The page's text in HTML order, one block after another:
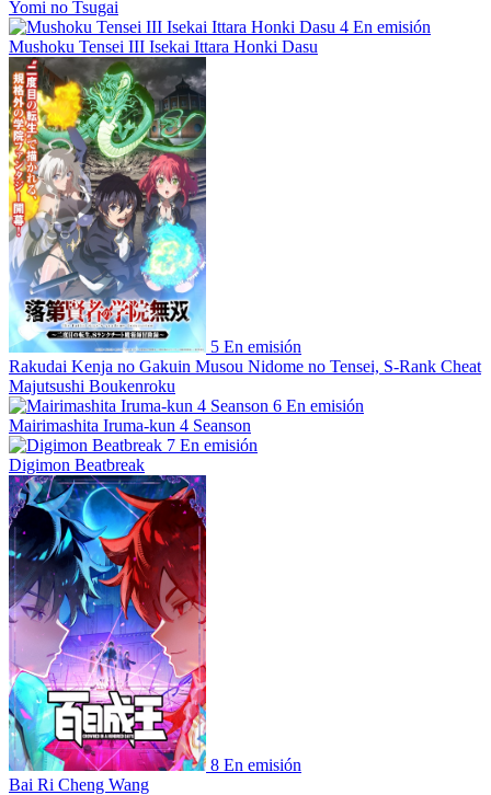
Yomi no Tsugai
4 En emisión
Mushoku Tensei III Isekai Ittara Honki Dasu
5 En emisión
Rakudai Kenja no Gakuin Musou Nidome no Tensei, S-Rank Cheat
Majutsushi Boukenroku
6 En emisión
Mairimashita Iruma-kun 4 Seanson
7 En emisión
Digimon Beatbreak
8 En emisión
Bai Ri Cheng Wang